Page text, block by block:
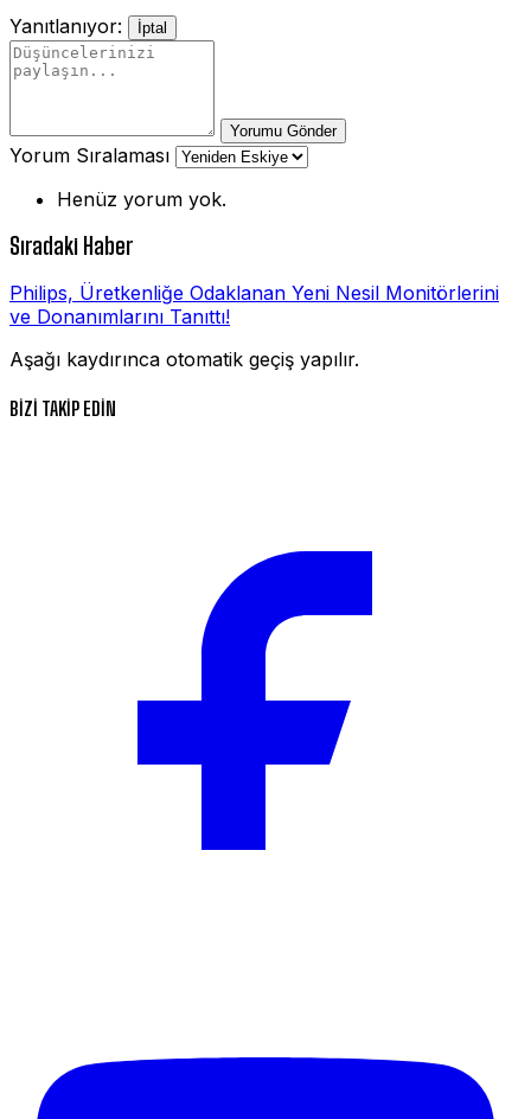
Yanıtlanıyor:
İptal
Yorumu Gönder
Yorum Sıralaması
Henüz yorum yok.
Sıradaki Haber
Philips, Üretkenliğe Odaklanan Yeni Nesil Monitörlerini
ve Donanımlarını Tanıttı!
Aşağı kaydırınca otomatik geçiş yapılır.
BİZİ TAKİP EDİN